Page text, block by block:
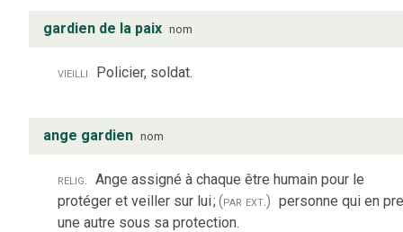
gardien de la paix nom
vieilli Policier, soldat.
ange gardien nom
relig. Ange assigné à chaque être humain pour le
protéger et veiller sur lui;(par ext.) personne qui en
une autre sous sa protection.